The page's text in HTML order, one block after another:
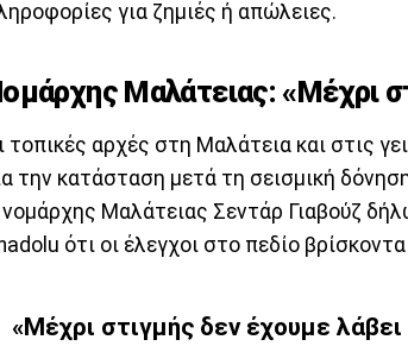
για ζημιές ή απώλειες.
Μαλάτειας: «Μέχρι
τοπικές αρχές στη Μαλάτεια και στις
την κατάσταση μετά τη σεισμική
Μαλάτειας Σεντάρ Γιαβούζ
ότι οι έλεγχοι στο πεδίο
«Μέχρι στιγμής δεν έχουμε